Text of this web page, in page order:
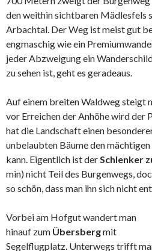
den weithin sichtbaren Mädlesfels
Arbachtal. Der Weg ist meist gut
engmaschig wie ein
jeder Abzweigung ein
zu sehen ist, geht es geradeaus.
Auf einem breiten Waldweg steigt
vor Erreichen der Anhöhe wird der
hat die Landschaft einen
unbelaubten Bäume den
kann. Eigentlich ist derSchlenker
min) nicht Teil des Burgenwegs,
so schön, dass man ihn sich nicht
Vorbei am Hofgut wandert man
hinauf zum Übersbergmit
Segelflugplatz. Unterwegs trifft